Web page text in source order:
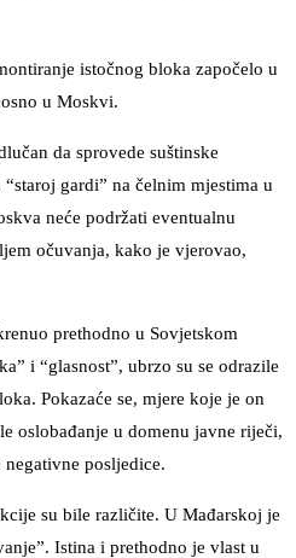
istočnog bloka započelo u
u Moskvi.
da sprovede suštinske
gardi” na čelnim mjestima u
neće podržati eventualnu
očuvanja, kako je vjerovao,
prethodno u Sovjetskom
i “glasnost”, ubrzo su se odrazile
Pokazaće se, mjere koje je on
oslobađanje u domenu javne riječi,
posljedice.
su bile različite. U Mađarskoj je
Istina i prethodno je vlast u